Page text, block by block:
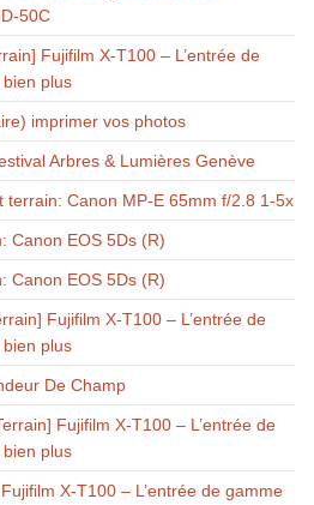
50C
Fujifilm X-T100 – L’entrée de
plus
imprimer vos photos
Arbres & Lumières Genève
terrain: Canon MP-E 65mm f/2.8 1-5x
Canon EOS 5Ds (R)
Canon EOS 5Ds (R)
Fujifilm X-T100 – L’entrée de
plus
De Champ
Fujifilm X-T100 – L’entrée de
plus
X-T100 – L’entrée de gamme